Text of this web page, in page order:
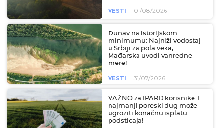
VESTI 01/08/2026
Dunav na istorijskom
minimumu: Najniži vodostaj
u Srbiji za pola veka,
Mađarska uvodi vanredne
mere!
VESTI 31/07/2026
VAŽNO za IPARD korisnike: I
najmanji poreski dug može
ugroziti konačnu isplatu
podsticaja!